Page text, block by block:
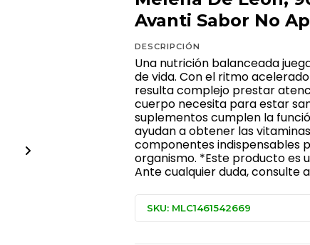
Avanti Sabor No
DESCRIPCIÓN
Una nutrición balanceada
de vida. Con el ritmo
resulta complejo prestar
cuerpo necesita para estar
suplementos cumplen la
ayudan a obtener las
componentes indispensables
organismo. *Este producto es
Ante cualquier duda, consulte
SKU: MLC1461542669